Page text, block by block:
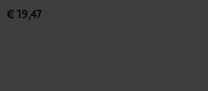
€ 19,47